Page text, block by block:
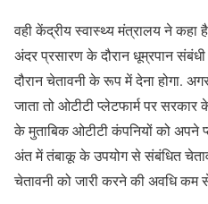
वही केंद्रीय स्वास्थ्य मंत्रालय ने कहा
अंदर प्रसारण के दौरान धूम्रपान
दौरान चेतावनी के रूप में देना होगा.
जाता तो ओटीटी प्लेटफार्म पर सरकार
के मुताबिक ओटीटी कंपनियों को अपने
अंत में तंबाकू के उपयोग से संबंधित
चेतावनी को जारी करने की अवधि कम